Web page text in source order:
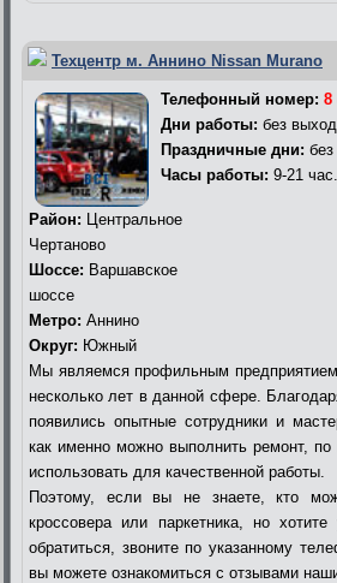
Техцентр м. Аннино Nissan Murano
Телефонный номер: 8
Дни работы: без
Праздничные дни:
Часы работы: 9-21 час.
Район: Центральное
Чертаново
Шоссе: Варшавское
шоссе
Метро: Аннино
Округ: Южный
Мы являемся профильным
несколько лет в данной сфере.
появились опытные сотрудники и
как именно можно выполнить ремонт, по
использовать для качественной работы.
Поэтому, если вы не знаете, кто
кроссовера или паркетника, но
обратиться, звоните по указанному
вы можете ознакомиться с отзывами